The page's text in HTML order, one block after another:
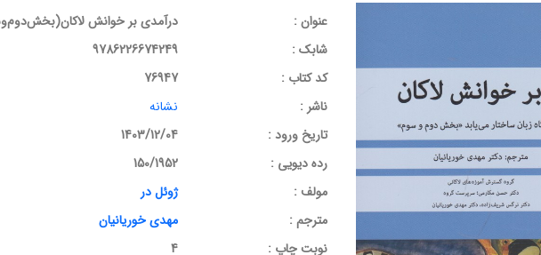
عنوان :
درآمدی بر خوانش
شابک :
9786226674249
کد کتاب :
76947
ناشر :
نشانه
تاریخ ورود :
1403/12/04
رده دیویی :
150/1952
مولف :
ژوئل در
مترجم :
مهدی خوریانیان
نوبت چاپ :
4